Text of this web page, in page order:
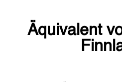
Äquivalent